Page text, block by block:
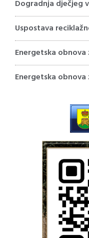
Dogradnja dječjeg
Uspostava
Energetska
Energetska obnova